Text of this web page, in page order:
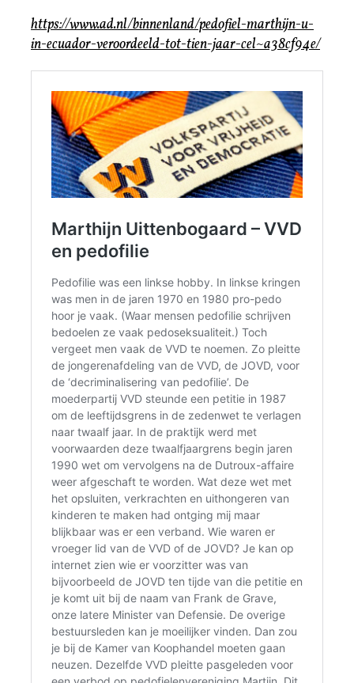
https://www.ad.nl/binnenland/pedofiel-marthijn-u-
in-ecuador-veroordeeld-tot-tien-jaar-cel~a38cf94e/